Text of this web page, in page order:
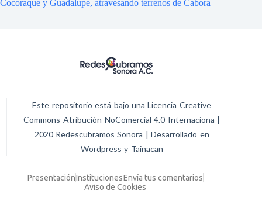
Cocoraque y Guadalupe, atravesando terrenos de Cabora
Este repositorio está bajo una Licencia Creative
Commons Atribución-NoComercial 4.0 Internaciona |
2020 Redescubramos Sonora | Desarrollado en
Wordpress y Tainacan
PresentaciónInstitucionesEnvía tus comentarios
Aviso de Cookies